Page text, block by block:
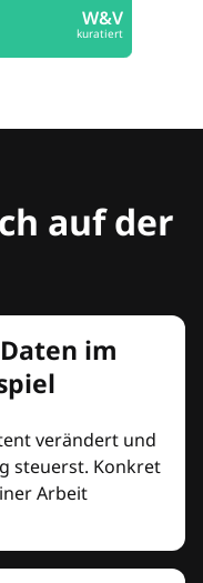
W&V
kuratiert
auf der
im
verändert und
steuerst. Konkret
Arbeit